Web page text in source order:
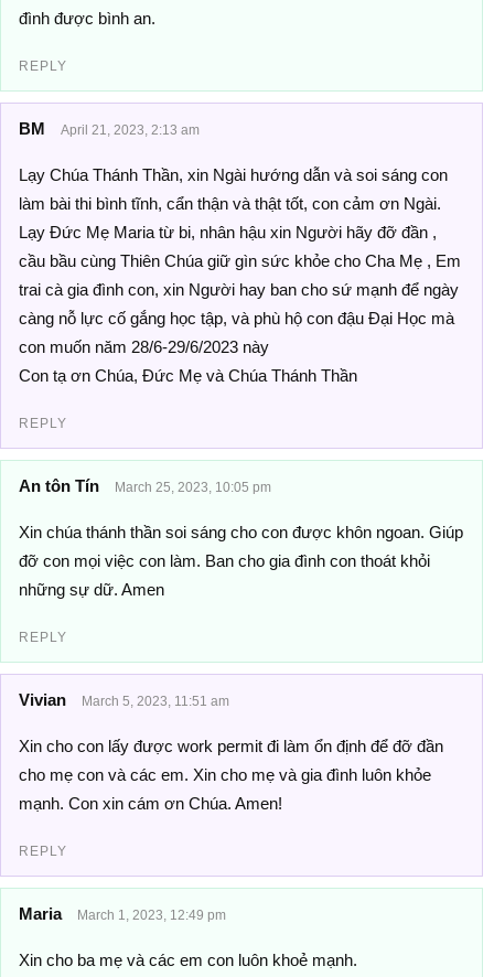
đình được bình an.
REPLY
BM April 21, 2023, 2:13 am
Lạy Chúa Thánh Thần, xin Ngài hướng dẫn và soi sáng con
làm bài thi bình tĩnh, cẩn thận và thật tốt, con cảm ơn Ngài.
Lạy Đức Mẹ Maria từ bi, nhân hậu xin Người hãy đỡ đần ,
cầu bầu cùng Thiên Chúa giữ gìn sức khỏe cho Cha Mẹ , Em
trai cà gia đình con, xin Người hay ban cho sứ mạnh để ngày
càng nỗ lực cố gắng học tập, và phù hộ con đậu Đại Học mà
con muốn năm 28/6-29/6/2023 này
Con tạ ơn Chúa, Đức Mẹ và Chúa Thánh Thần
REPLY
An tôn Tín March 25, 2023, 10:05 pm
Xin chúa thánh thần soi sáng cho con được khôn ngoan. Giúp
đỡ con mọi việc con làm. Ban cho gia đình con thoát khỏi
những sự dữ. Amen
REPLY
Vivian March 5, 2023, 11:51 am
Xin cho con lấy được work permit đi làm ổn định để đỡ đần
cho mẹ con và các em. Xin cho mẹ và gia đình luôn khỏe
mạnh. Con xin cám ơn Chúa. Amen!
REPLY
Maria March 1, 2023, 12:49 pm
Xin cho ba mẹ và các em con luôn khoẻ mạnh.